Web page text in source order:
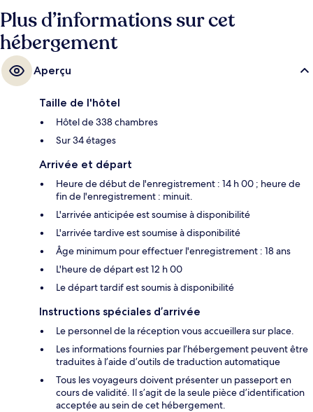
tarissent pas d'éloges en ce qui concerne la piscine rafraîchissante et le
personnel attentionné. Les transports publics se situent à une courte
distance à pied : Station de MRT Sukhumvit est à 6 min et Station de
BTS Asok, à 6 min.
Plus d’informations sur cet
hébergement
Aperçu
Taille de l'hôtel
Hôtel de 338 chambres
Sur 34 étages
Arrivée et départ
Heure de début de l'enregistrement : 14 h 00 ; heure de
fin de l'enregistrement : minuit.
L'arrivée anticipée est soumise à disponibilité
L'arrivée tardive est soumise à disponibilité
Âge minimum pour effectuer l'enregistrement : 18 ans
L'heure de départ est 12 h 00
Le départ tardif est soumis à disponibilité
Instructions spéciales d’arrivée
Le personnel de la réception vous accueillera sur place.
Les informations fournies par l’hébergement peuvent être
traduites à l’aide d’outils de traduction automatique
Tous les voyageurs doivent présenter un passeport en
cours de validité. Il s’agit de la seule pièce d’identification
acceptée au sein de cet hébergement.